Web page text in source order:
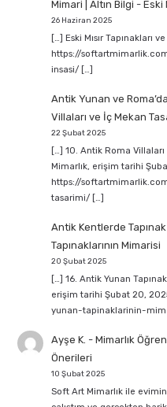
Mimari | Altın Bilgi - Eski
26 Haziran 2025
[…] Eski Mısır Tapınakları
https://
insasi/ […]
Antik Yunan ve
Villaları ve İç Mekan
22 Şubat 2025
[…] 10. Antik Roma
Mimarlık, erişim tarihi
https://
tasarimi/ […]
Antik Kentlerde
Tapınaklarının Mimarisi
20 Şubat 2025
[…] 16. Antik Yunan
erişim tarihi Şubat 20,
yunan-tapinaklarinin-
Ayşe K. - Mimarlık
Önerileri
10 Şubat 2025
Soft Art Mimarlık ile